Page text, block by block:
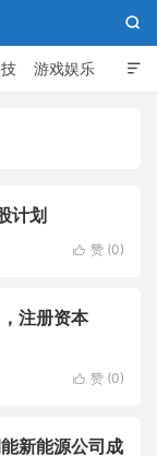

游戏娱乐

计划
 赞 (0)
注册资本
 赞 (0)
新能源公司成